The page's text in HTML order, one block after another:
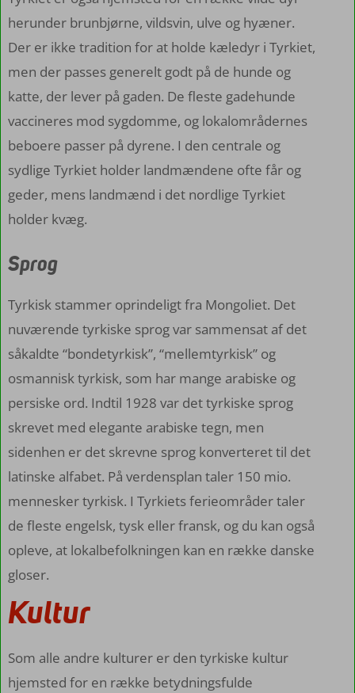
herunder brunbjørne, vildsvin, ulve og hyæner.
Der er ikke tradition for at holde kæledyr i Tyrkiet,
men der passes generelt godt på de hunde og
katte, der lever på gaden. De fleste gadehunde
vaccineres mod sygdomme, og lokalområdernes
beboere passer på dyrene. I den centrale og
sydlige Tyrkiet holder landmændene ofte får og
geder, mens landmænd i det nordlige Tyrkiet
holder kvæg.
Sprog
Tyrkisk stammer oprindeligt fra Mongoliet. Det
nuværende tyrkiske sprog var sammensat af det
såkaldte “bondetyrkisk”, “mellemtyrkisk” og
osmannisk tyrkisk, som har mange arabiske og
persiske ord. Indtil 1928 var det tyrkiske sprog
skrevet med elegante arabiske tegn, men
sidenhen er det skrevne sprog konverteret til det
latinske alfabet. På verdensplan taler 150 mio.
mennesker tyrkisk. I Tyrkiets ferieområder taler
de fleste engelsk, tysk eller fransk, og du kan også
opleve, at lokalbefolkningen kan en række danske
gloser.
Kultur
Som alle andre kulturer er den tyrkiske kultur
hjemsted for en række betydningsfulde